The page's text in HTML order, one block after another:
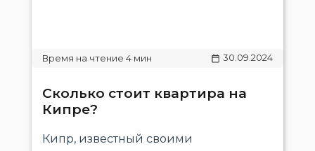
30.09.2024
Сколько стоит квартира на
Кипре?
Кипр, известный своими